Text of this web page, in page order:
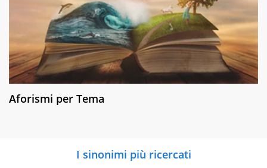
Aforismi per Tema
I sinonimi più ricercati